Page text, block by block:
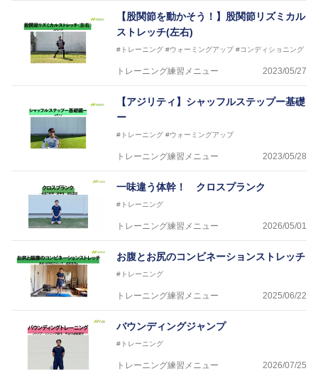
【股関節を動かそう！】股関節リズミカル
ストレッチ(左右)
#トレーニング #ウォーミングアップ #コンディショニング
トレーニング練習メニュー 2023/05/27
【アジリティ】シャッフルステップー基礎
ー
#トレーニング #ウォーミングアップ
トレーニング練習メニュー 2023/05/28
一味違う体幹！ クロスプランク
#トレーニング
トレーニング練習メニュー 2026/05/01
お腹とお尻のコンビネーションストレッチ
#トレーニング
トレーニング練習メニュー 2025/06/22
バウンディングジャンプ
#トレーニング
トレーニング練習メニュー 2026/07/25